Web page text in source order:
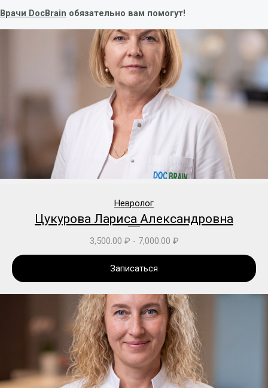
Врачи DocBrain обязательно вам помогут!
Невролог
Цукурова Лариса Александровна
3,500.00 ₽ - 7,000.00 ₽
Записаться